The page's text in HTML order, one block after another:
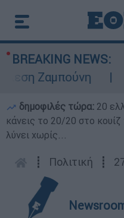
BREAKING NEWS:
Ζαμπούνη
δημοφιλές τώρα: 20
κάνεις το 20/20 στο
λύνει χωρίς...
┋ Πολιτική ┋